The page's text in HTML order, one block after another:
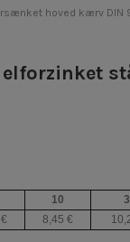
hoved kærv DIN
10
8,45 €